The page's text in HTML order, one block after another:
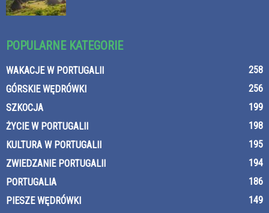
POPULARNE KATEGORIE
WAKACJE W PORTUGALII
258
GÓRSKIE WĘDRÓWKI
256
SZKOCJA
199
ŻYCIE W PORTUGALII
198
KULTURA W PORTUGALII
195
ZWIEDZANIE PORTUGALII
194
PORTUGALIA
186
PIESZE WĘDRÓWKI
149